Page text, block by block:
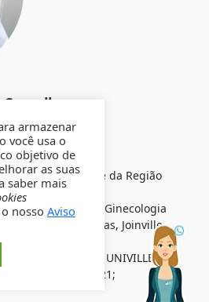
10847
pela Universidade da Região
especialização em Ginecologia
Darcy Vargas, Joinville-
Ambiente pela UNIVILLE
de Joinville em 2021;
armazenar
você usa o
objetivo de
as suas
saber mais
nosso Aviso